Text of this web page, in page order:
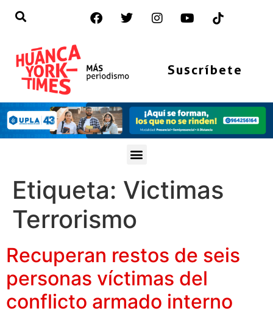
Suscríbete
Etiqueta: Victimas
Terrorismo
Recuperan restos de seis
personas víctimas del
conflicto armado interno